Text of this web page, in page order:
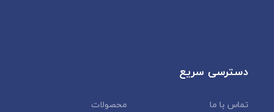
دسترسی سریع
تماس با ما
محصولات